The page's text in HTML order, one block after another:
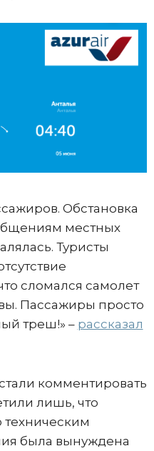
Обстановка
местных
Туристы
сломался самолет
Пассажиры просто
треш!» – рассказал
комментировать
лишь, что
была вынуждена